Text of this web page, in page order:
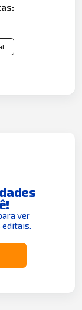
ver